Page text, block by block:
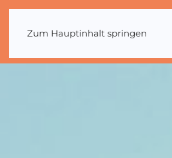
Zum Hauptinhalt springen